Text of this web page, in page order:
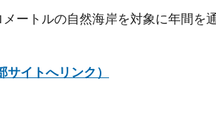
ートルの自然海岸を対象に年間を
イトへリンク）